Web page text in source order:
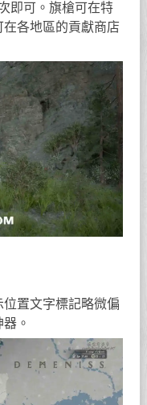
即可。旗槍可在特
各地區的貢獻商店
置文字標記略微偏
。